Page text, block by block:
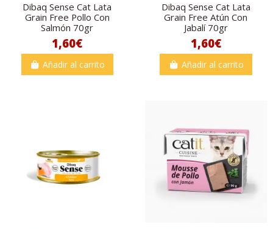
Dibaq Sense Cat Lata
Grain Free Pollo Con
Salmón 70gr
1,60€
Añadir al carrito
Dibaq Sense Cat Lata
Grain Free Atún Con
Jabalí 70gr
1,60€
Añadir al carrito